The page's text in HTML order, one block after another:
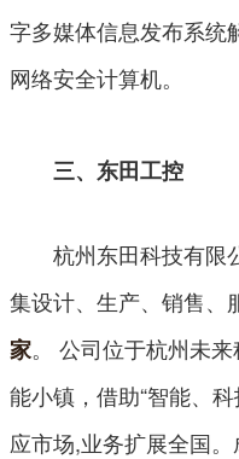
字多媒体信息发布系统
网络安全计算机。
三、东田工控
杭州东田科技有限
集设计、生产、销售、
家。 公司位于杭州未
能小镇，借助“智能、
应市场,业务扩展全国